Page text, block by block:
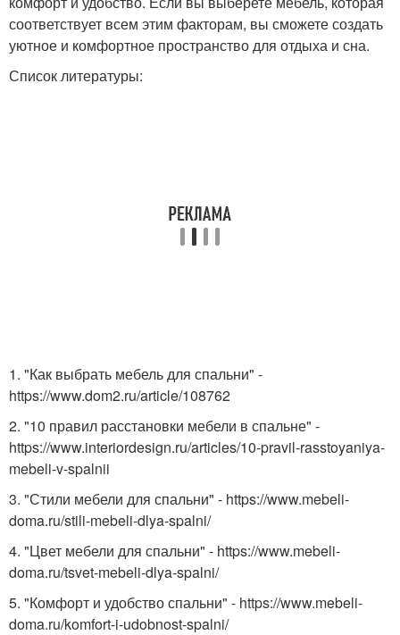
соответствует всем этим факторам, вы сможете создать
уютное и комфортное пространство для отдыха и сна.
Список литературы:
1. "Как выбрать мебель для спальни" -
https://www.dom2.ru/article/108762
2. "10 правил расстановки мебели в спальне" -
https://www.interiordesign.ru/articles/10-pravil-rasstoyaniya-
mebeli-v-spalnii
3. "Стили мебели для спальни" - https://www.mebeli-
doma.ru/stili-mebeli-dlya-spalni/
4. "Цвет мебели для спальни" - https://www.mebeli-
doma.ru/tsvet-mebeli-dlya-spalni/
5. "Комфорт и удобство спальни" - https://www.mebeli-
doma.ru/komfort-i-udobnost-spalni/